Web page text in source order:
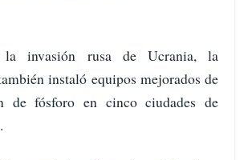
invasión rusa de Ucrania, la
instaló equipos mejorados de
de fósforo en cinco ciudades de